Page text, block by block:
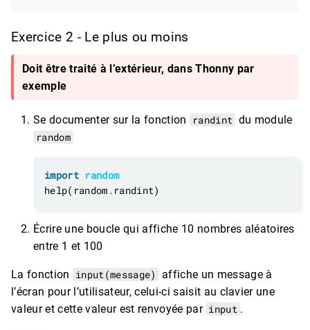
Exercice 2 - Le plus ou moins
Doit être traité à l’extérieur, dans Thonny par
exemple
Se documenter sur la fonction randint du module
random
import random
help(random .
Écrire une boucle qui affiche 10 nombres aléatoires
entre 1 et 100
La fonction input(message)
affiche un message à
l’écran pour l’utilisateur, celui-ci saisit au clavier une
valeur et cette valeur est renvoyée par input .